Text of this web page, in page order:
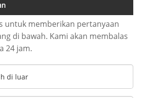
untuk memberikan pertanyaan
di bawah. Kami akan membalas
24 jam.